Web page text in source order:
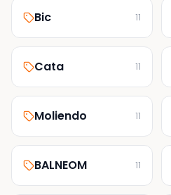
Bic 11
Cata 11
Moliendo 11
BALNEOM 11